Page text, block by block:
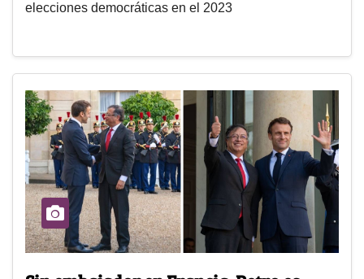
elecciones democráticas en el 2023